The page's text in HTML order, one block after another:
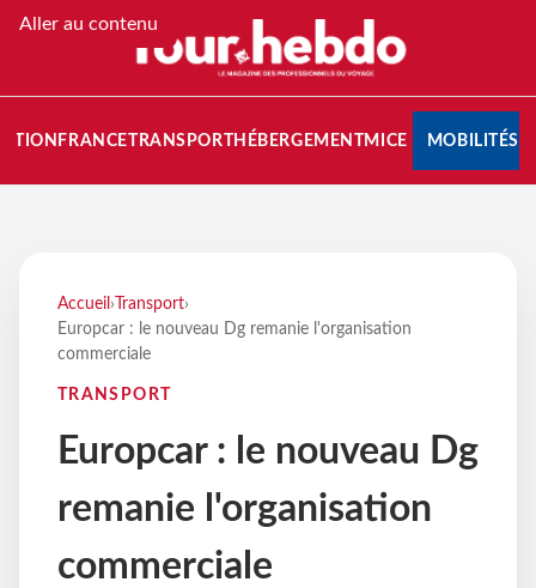
Aller au contenu
FRANCETRANSPORT HÉBERGEMENTMICE MOBILITÉS
Accueil › Transport›
Europcar : le nouveau Dg remanie l'organisation
commerciale
TRANSPORT
Europcar : le nouveau Dg
remanie l'organisation
commerciale